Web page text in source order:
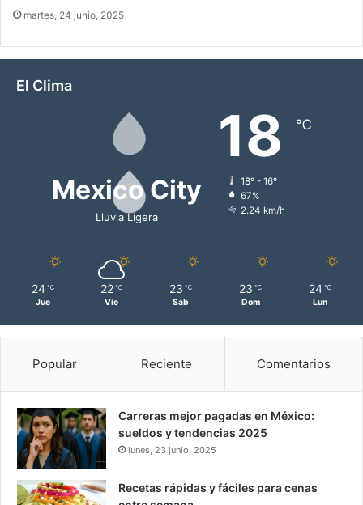
martes, 24 junio, 2025
El Clima
Mexico City
Lluvia Ligera
18 ℃
18º - 16º
67%
2.24 km/h
24 ℃
Jue
22 ℃
Vie
23 ℃
Sáb
23 ℃
Dom
24 ℃
Lun
Popular Reciente Comentarios
Carreras mejor pagadas en México:
sueldos y tendencias 2025
lunes, 23 junio, 2025
Recetas rápidas y fáciles para cenas